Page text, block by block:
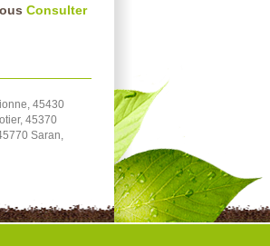
Consulter
45430
45370
Saran,